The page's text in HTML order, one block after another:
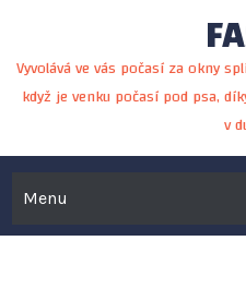
content
Vyvolává ve vás počasí za okny
když je venku počasí pod psa,
v
Menu